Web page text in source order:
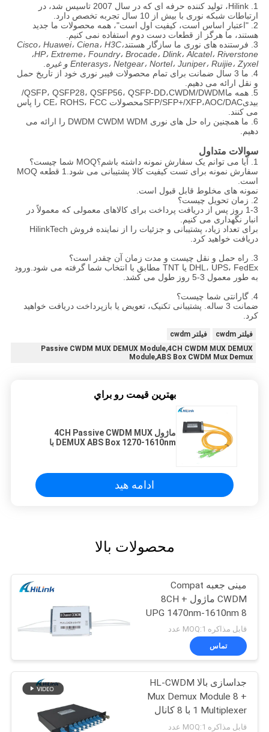
1. Hilink، تولید کننده حرفه ای که در سال 2007 تاسیس شد، در
ارتباطات شبکه نوری با بیش از 10 سال تجربه تخصص دارد.
2. "اعتبار اساس است، کیفیت اول است"، همه محصولات ما جدید
هستند، ما هرگز از قطعات دست دوم استفاده نمی کنیم.
3. فرستنده های نوری ما سازگار هستند
Cisco، Huawei، Ciena، H3C،
HP، Extreme، Foundry، Brocade، Dlink، Alcatel، Riverstone،
Enterasys، Netgear، Nortel، Juniper، Ruijie، Zyxel و غیره
4. ما 3 سال ضمانت برای تمام محصولات فیبر نوری خود از تاریخ حمل
و نقل ارائه می دهیم.
5. همه ما
QSFP، QSFP28، QSFP56، QSFP-DD،CWDM/DWDM/
بیدی
SFP/SFP+/XFP،AOC/DAC
محصولات CE، ROHS، FCC را پاس
می کنند.
6. ما همچنین راه حل های نوری DWDM CWDM WDM را ارائه می
دهیم.
سوالات متداول
1. آیا می توانم یک سفارش نمونه داشته باشم؟MOQ شما چیست؟
سفارش نمونه برای تست کیفیت کالا پشتیبانی می شود.1 قطعه MOQ
است.
نمونه های مخلوط قابل قبول است.
2. زمان تحویل چیست؟
1-3 روز پس از دریافت پرداخت برای کالاهای معمولی که معمولاً در
انبار نگهداری می کنیم.
برای تعداد زیاد، پشتیبانی و جزئیات را از نماینده فروش HilinkTech
دریافت خواهید کرد.
3. راه حمل و نقل چیست و مدت زمان آن چقدر است؟
DHL، UPS، FedEx یا TNT مطابق با انتخاب شما گرفته می شود.ورود
به طور معمول 3-5 روز طول می کشد.
4. گارانتی شما چیست؟
ضمانت 3 ساله. پشتیبانی تکنیک، تعویض یا بازپرداخت دریافت خواهید
کرد.
فیلتر cwdm
فیلتر cwdm
Passive CWDM MUX DEMUX Module,4CH CWDM MUX DEMUX
Module,ABS Box CWDM Mux Demux
بهترين قيمت رو براي
ماژول 4CH Passive CWDM MUX
DEMUX ABS Box 1270-1610nm با
ادامه هید
محصولات بالا
مینی جعبه Compat
CWDM ماژول 8CH +
UPG 1470nm-1610nm 8
کانال CCWDM
قابل مذاکره MOQ:1 عدد
تماس
جداسازی بالا HL-CWDM
Mux Demux Module 8 +
1 Multiplexer با 8 کانال
قابل مذاکره MOQ:1 عدد